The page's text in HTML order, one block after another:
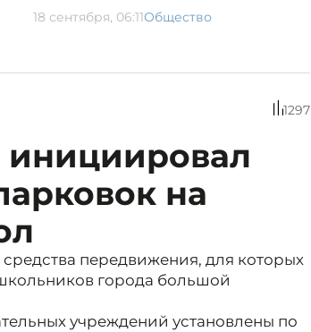
18 сентября, 06:11Общество
1297
инициировал
на
передвижения, для которых
города большой
учреждений установлены по